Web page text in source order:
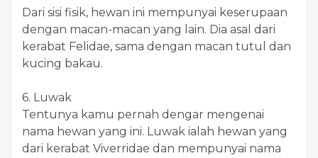
Dari sisi fisik, hewan ini mempunyai keserupaan
dengan macan-macan yang lain. Dia asal dari
kerabat Felidae, sama dengan macan tutul dan
kucing bakau.
6. Luwak
Tentunya kamu pernah dengar mengenai
nama hewan yang ini. Luwak ialah hewan yang
dari kerabat Viverridae dan mempunyai nama